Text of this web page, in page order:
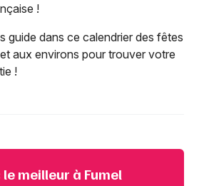
!
guide dans ce calendrier des fêtes
et aux environs pour trouver votre
!
meilleur à Fumel